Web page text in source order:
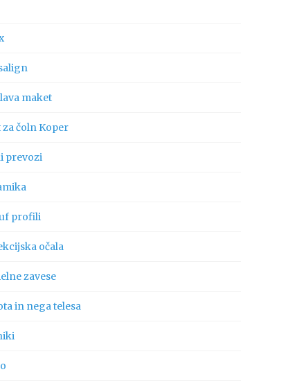
maket
čoln Koper
prevozi
profili
očala
zavese
in nega telesa